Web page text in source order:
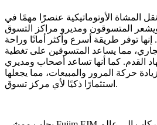
المشاة الأوتوماتيكية عنصرًا مهمًا في
المتسوقون ومديرو مراكز التسوق
توفر طريقة أسرع وأكثر أمانًا وراحة
مما يساعد المتسوقين على تغطية
القدم. كما أنها تساعد أصحاب ومديري
حركة المرور والمبيعات، مما يجعلها
استثمارًا ذكيًا لأي مركز تسوق.